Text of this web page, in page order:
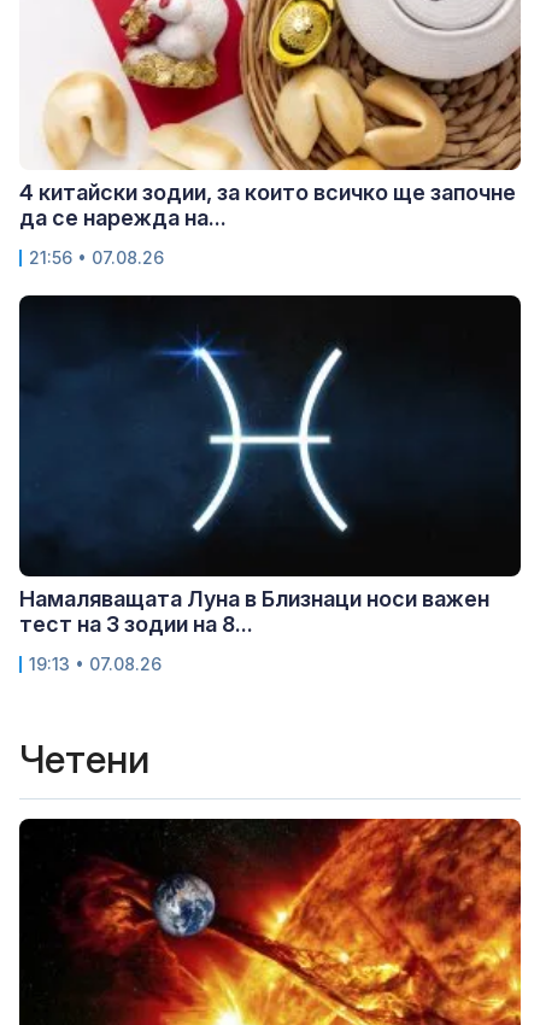
4 китайски зодии, за които всичко ще започне
да се нарежда на...
21:56 • 07.08.26
Намаляващата Луна в Близнаци носи важен
тест на 3 зодии на 8...
19:13 • 07.08.26
Четени